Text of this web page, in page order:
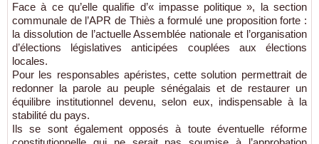
Face à ce qu’elle qualifie d’« impasse politique », la section
communale de l’APR de Thiès a formulé une proposition forte :
la dissolution de l’actuelle Assemblée nationale et l’organisation
d’élections législatives anticipées couplées aux élections
locales.
Pour les responsables apéristes, cette solution permettrait de
redonner la parole au peuple sénégalais et de restaurer un
équilibre institutionnel devenu, selon eux, indispensable à la
stabilité du pays.
Ils se sont également opposés à toute éventuelle réforme